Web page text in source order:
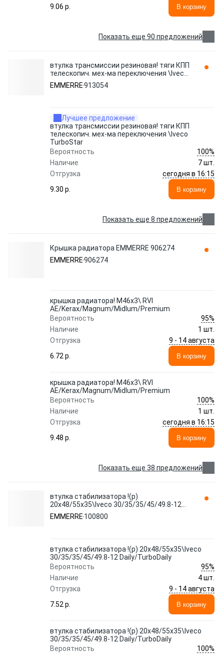
9.06 p.
В корзину
Показать еще 90 предложений
втулка трансмиссии резиновая! тяги КПП
телескопич. мех-ма переключения \Iveco
TurboStar 913054 EMMERRE
EMMERRE913054
Лучшее предложение
втулка трансмиссии резиновая! тяги КПП
телескопич. мех-ма переключения \Iveco
TurboStar
Вероятность
100%
Наличие
7 шт.
Отгрузка
сегодня в 16:15
9.30 p.
В корзину
Показать еще 8 предложений
Крышка радиатора EMMERRE 906274
EMMERRE906274
крышка радиатора! M46x3\ RVI
AE/Kerax/Magnum/Midlum/Premium
Вероятность
95%
Наличие
1 шт.
Отгрузка
9 - 14 августа
6.72 p.
В корзину
крышка радиатора! M46x3\ RVI
AE/Kerax/Magnum/Midlum/Premium
Вероятность
100%
Наличие
1 шт.
Отгрузка
сегодня в 16:15
9.48 p.
В корзину
Показать еще 38 предложений
втулка стабилизатора !(р)
20x48/55x35\Iveco 30/35/35/45/49.8-12
Daily/TurboDaily 100800 EMMERRE
EMMERRE 100800
втулка стабилизатора !(р) 20x48/55x35\Iveco
30/35/35/45/49.8-12 Daily/TurboDaily
Вероятность
95%
Наличие
4 шт.
Отгрузка
9 - 14 августа
7.52 p.
В корзину
втулка стабилизатора !(р) 20x48/55x35\Iveco
30/35/35/45/49.8-12 Daily/TurboDaily
Вероятность
100%